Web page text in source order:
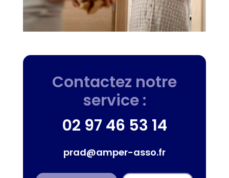
Contactez notre
service :
02 97 46 53 14
prad@amper-asso.fr